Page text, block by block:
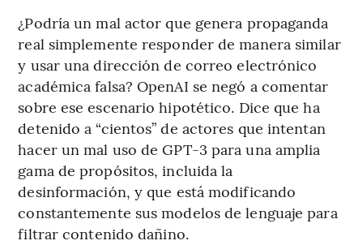
¿Podría un mal actor que genera propaganda
real simplemente responder de manera similar
y usar una dirección de correo electrónico
académica falsa? OpenAI se negó a comentar
sobre ese escenario hipotético. Dice que ha
detenido a “cientos” de actores que intentan
hacer un mal uso de GPT-3 para una amplia
gama de propósitos, incluida la
desinformación, y que está modificando
constantemente sus modelos de lenguaje para
filtrar contenido dañino.